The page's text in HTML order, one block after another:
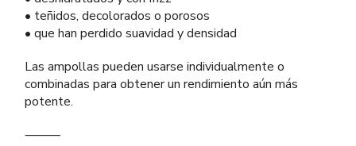
• teñidos, decolorados o porosos
• que han perdido suavidad y densidad
Las ampollas pueden usarse individualmente o
combinadas para obtener un rendimiento aún más
potente.
⸻